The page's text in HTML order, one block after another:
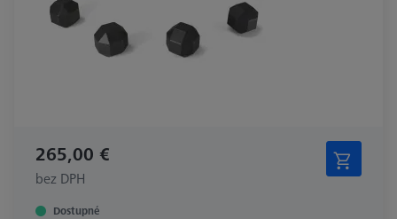
265,00 €
bez DPH
Dostupné